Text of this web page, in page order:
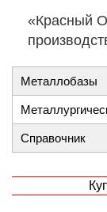
«Красный
Металлобазы
Справочник